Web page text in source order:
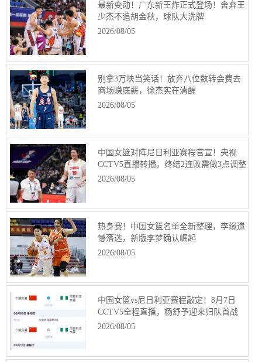
最新变动！广东新王炸正式登场！舍弃王
少杰不追胡金秋，球队大洗牌
2026/08/05
别拿3万块当笑话！放弃八位数转会费去
商场赚底薪，徐杰实在清醒
2026/08/05
中国女篮对阵尼日利亚赛程官宣！央视
CCTV5直播转播，终结2连败需做3点调整
2026/08/05
热身赛！中国女篮名单全新整理，李缘遗
憾落选，新版李梦确认崛起
2026/08/05
中国女篮vs尼日利亚赛程敲定！8月7日
CCTV5全程直播，杨舒予迎来归队首战
2026/08/05